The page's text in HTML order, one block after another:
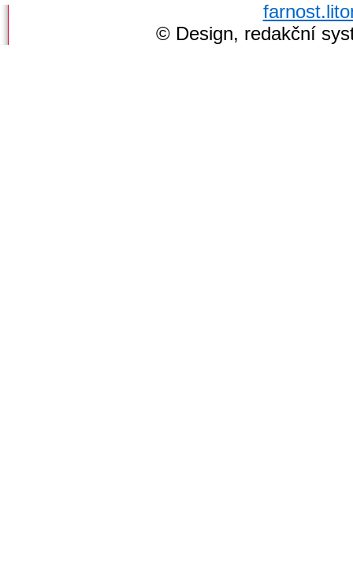
© Design, redakční